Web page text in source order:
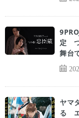
定 つ
舞台
ヤマ
る エ